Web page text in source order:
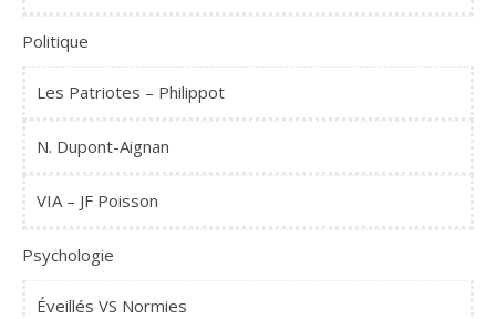
Politique
Les Patriotes – Philippot
N. Dupont-Aignan
VIA – JF Poisson
Psychologie
Éveillés VS Normies